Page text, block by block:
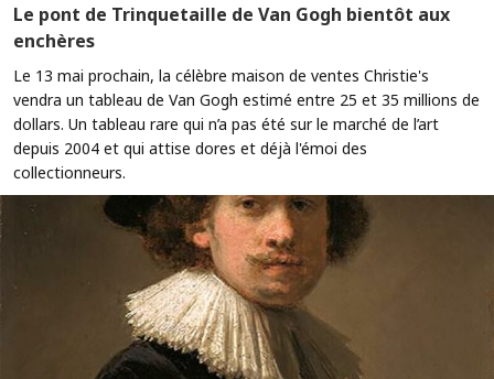
Le pont de Trinquetaille de Van Gogh bientôt aux
enchères
Le 13 mai prochain, la célèbre maison de ventes Christie's
vendra un tableau de Van Gogh estimé entre 25 et 35 millions de
dollars. Un tableau rare qui n’a pas été sur le marché de l’art
depuis 2004 et qui attise dores et déjà l'émoi des
collectionneurs.